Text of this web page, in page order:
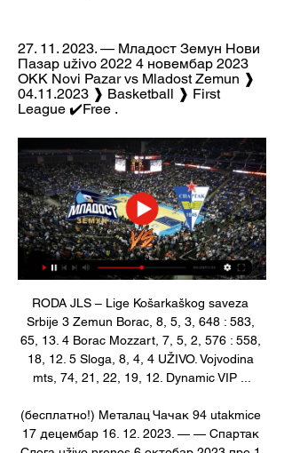
27. 11. 2023. — Младост Земун Нови
Пазар uživo 2022 4 новембар 2023
OKK Novi Pazar vs Mladost Zemun ❱
04.11.2023 ❱ Basketball ❱ First
League ✔️Free .
RODA JLS – Lige Košarkaškog saveza
Srbije 3 Zemun Borac, 8, 5, 3, 648 : 583,
65, 13. 4 Borac Mozzart, 7, 5, 2, 576 : 558,
18, 12. 5 Sloga, 8, 4, 4 UŽIVO. Vojvodina
mts, 74, 21, 22, 19, 12. Dynamic VIP ...
(бесплатно!) Металац Чачак 94 utakmice
17 децембар 16. 12. 2023. — — Спартак